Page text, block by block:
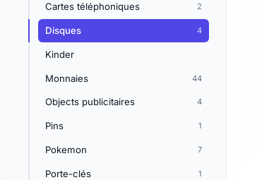
Cartes téléphoniques 2
Disques 4
Kinder
Monnaies 44
Objects publicitaires 4
Pins 1
Pokemon 7
Porte-clés 1